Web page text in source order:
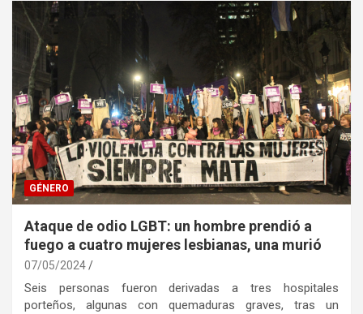
GÉNERO
Ataque de odio LGBT: un hombre prendió a
fuego a cuatro mujeres lesbianas, una murió
07/05/2024
Seis personas fueron derivadas a tres hospitales
porteños, algunas con quemaduras graves, tras un